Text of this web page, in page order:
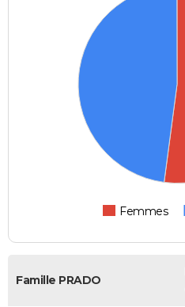
Femmes
Famille PRADO